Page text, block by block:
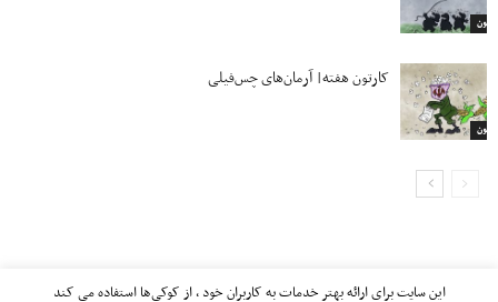
کارتون
کارتون
کارتون هفته| آرمان‌های چس‌فیلی
این سایت برای ارائه بهتر خدمات به کاربران خود ، از کوکی‌ها استفاده می کند